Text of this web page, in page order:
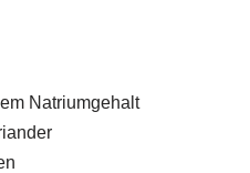
Natriumgehalt